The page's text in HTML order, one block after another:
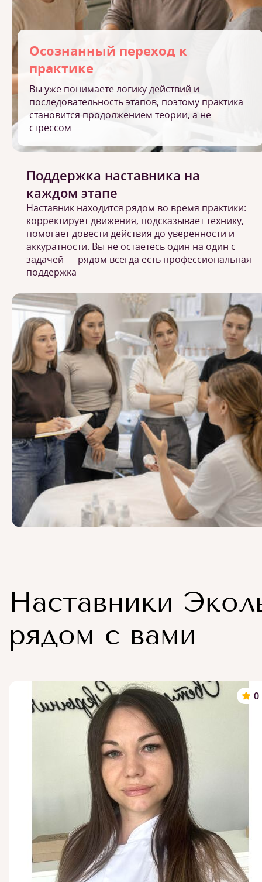
Осознанный переход к
практике
Вы уже понимаете логику действий и
последовательность этапов, поэтому практика
становится продолжением теории, а не
стрессом
Поддержка наставника на
каждом этапе
Наставник находится рядом во время практики:
корректирует движения, подсказывает технику,
помогает довести действия до уверенности и
аккуратности. Вы не остаетесь один на один с
задачей — рядом всегда есть профессиональная
поддержка
Наставники
рядом с вами
0